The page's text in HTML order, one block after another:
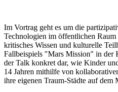
Im Vortrag geht es um die
Technologien im öffentlichen
kritisches Wissen und kulturelle
Fallbeispiels "Mars Mission" in der
der Talk konkret dar, wie Kinder
14 Jahren mithilfe von
ihre eigenen Traum-Städte auf